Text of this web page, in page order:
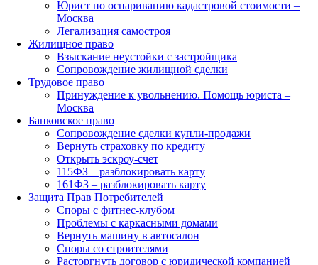
Юрист по оспариванию кадастровой стоимости –
Москва
Легализация самостроя
Жилищное право
Взыскание неустойки с застройщика
Сопровождение жилищной сделки
Трудовое право
Принуждение к увольнению. Помощь юриста –
Москва
Банковское право
Сопровождение сделки купли-продажи
Вернуть страховку по кредиту
Открыть эскроу-счет
115ФЗ – разблокировать карту
161ФЗ – разблокировать карту
Защита Прав Потребителей
Споры с фитнес-клубом
Проблемы с каркасными домами
Вернуть машину в автосалон
Споры со строителями
Расторгнуть договор с юридической компанией